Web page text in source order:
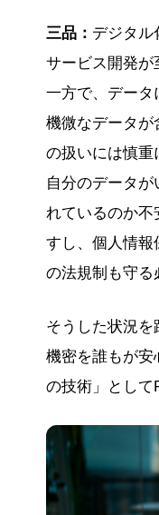
三品： デジタル
サービス開発が
一方で、データ
機微なデータが
の扱いには慎重
自分のデータ
れているのか不
すし、個人情報
の法規制も守る
そうした状況
機密を誰もが安
の技術」として